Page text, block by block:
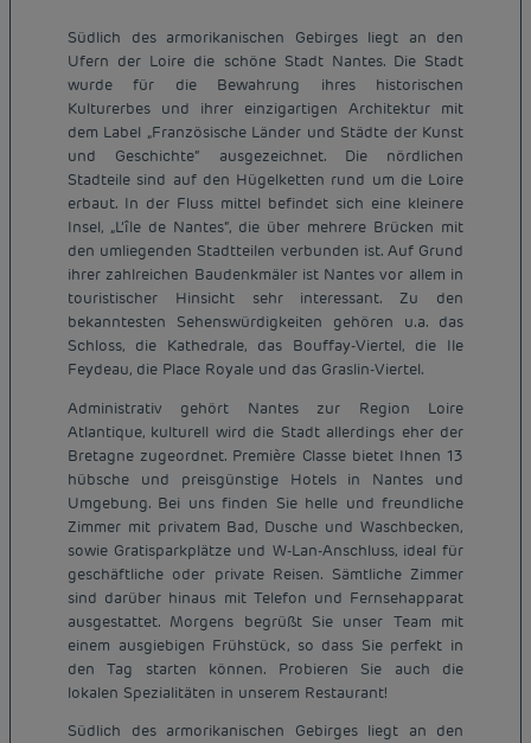
Südlich des armorikanischen Gebirges liegt an den
Ufern der Loire die schöne Stadt Nantes. Die Stadt
wurde für die Bewahrung ihres historischen
Kulturerbes und ihrer einzigartigen Architektur mit
dem Label „Französische Länder und Städte der Kunst
und Geschichte“ ausgezeichnet. Die nördlichen
Stadteile sind auf den Hügelketten rund um die Loire
erbaut. In der Fluss mittel befindet sich eine kleinere
Insel, „L’île de Nantes“, die über mehrere Brücken mit
den umliegenden Stadtteilen verbunden ist. Auf Grund
ihrer zahlreichen Baudenkmäler ist Nantes vor allem in
touristischer Hinsicht sehr interessant. Zu den
bekanntesten Sehenswürdigkeiten gehören u.a. das
Schloss, die Kathedrale, das Bouffay-Viertel, die Ile
Feydeau, die Place Royale und das Graslin-Viertel.
Administrativ gehört Nantes zur Region Loire
Atlantique, kulturell wird die Stadt allerdings eher der
Bretagne zugeordnet. Première Classe bietet Ihnen 13
hübsche und preisgünstige Hotels in Nantes und
Umgebung. Bei uns finden Sie helle und freundliche
Zimmer mit privatem Bad, Dusche und Waschbecken,
sowie Gratisparkplätze und W-Lan-Anschluss, ideal für
geschäftliche oder private Reisen. Sämtliche Zimmer
sind darüber hinaus mit Telefon und Fernsehapparat
ausgestattet. Morgens begrüßt Sie unser Team mit
einem ausgiebigen Frühstück, so dass Sie perfekt in
den Tag starten können. Probieren Sie auch die
lokalen Spezialitäten in unserem Restaurant!
Südlich des armorikanischen Gebirges liegt an den